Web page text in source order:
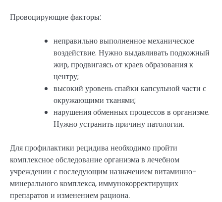
Провоцирующие факторы:
неправильно выполненное механическое
воздействие. Нужно выдавливать подкожный
жир, продвигаясь от краев образования к
центру;
высокий уровень спайки капсульной части с
окружающими тканями;
нарушения обменных процессов в организме.
Нужно устранить причину патологии.
Для профилактики рецидива необходимо пройти
комплексное обследование организма в лечебном
учреждении с последующим назначением витаминно-
минерального комплекса, иммунокорректирущих
препаратов и изменением рациона.